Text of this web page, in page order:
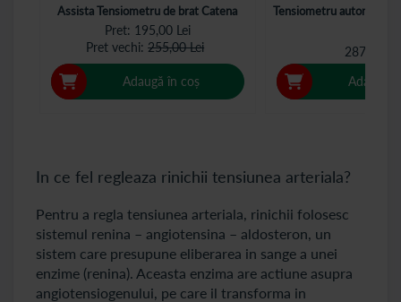
Assista Tensiometru de brat Catena
Pret 195,00 Lei
Pret vechi 255,00 Lei
Adaugă în coș
Tensiometru automat
287,90 Lei
Adaugă
In ce fel regleaza rinichii tensiunea arteriala?
Pentru a regla tensiunea arteriala, rinichii folosesc
sistemul renina – angiotensina – aldosteron, un
sistem care presupune eliberarea in sange a unei
enzime (renina). Aceasta enzima are actiune asupra
angiotensiogenului, pe care il transforma in